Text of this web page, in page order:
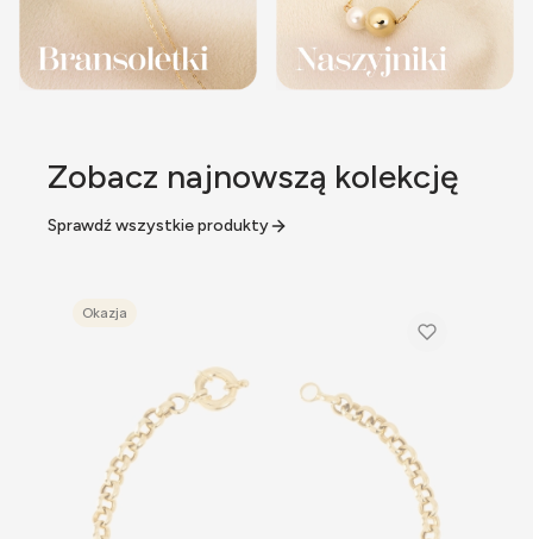
Zobacz najnowszą kolekcję
Sprawdź wszystkie produkty
Okazja